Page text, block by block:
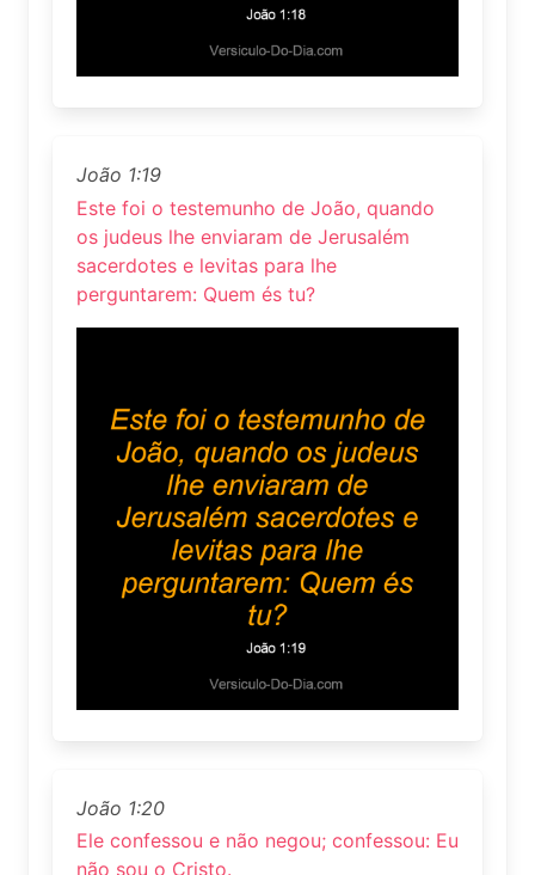
João 1:19
Este foi o testemunho de João, quando
os judeus lhe enviaram de Jerusalém
sacerdotes e levitas para lhe
perguntarem: Quem és tu?
João 1:20
Ele confessou e não negou; confessou: Eu
não sou o Cristo.